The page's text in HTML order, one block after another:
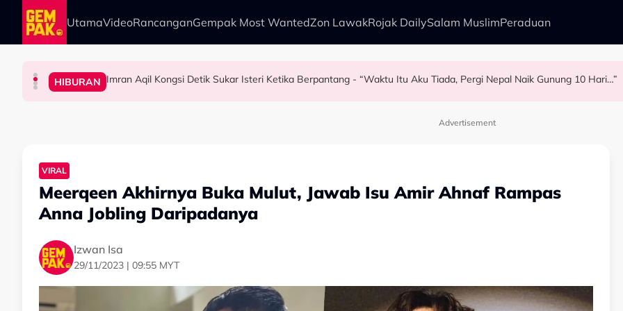
Skip to main content
UtamaVideoRancanganGempak Most WantedZon LawakRojak DailySalam MuslimPeraduan
HIBURAN Diserang Gara-Gara Netizen Salah Orang, Sherry Al Hadad Terkilan Fizikal Jadi Bahan Hinaan - “Saya Ambil Masa
HIBURAN Imran Aqil Kongsi Detik Sukar Isteri Ketika Berpantang - “Waktu Itu Aku Tiada, Pergi Nepal Naik Gunung 10 Hari…”
HIBURAN Khairul Aming Raih Jualan Lebih RM2 Juta Dalam Kurang Dua Minit
HIBURAN “Ada Yang Datang Menyapa, Teresak-Esak Menangis…” - Noraniza Idris
Advertisement
VIRAL
Meerqeen Akhirnya Buka Mulut, Jawab Isu Amir Ahnaf Rampas
Anna Jobling Daripadanya
Izwan Isa
29/11/2023 | 09:55 MYT